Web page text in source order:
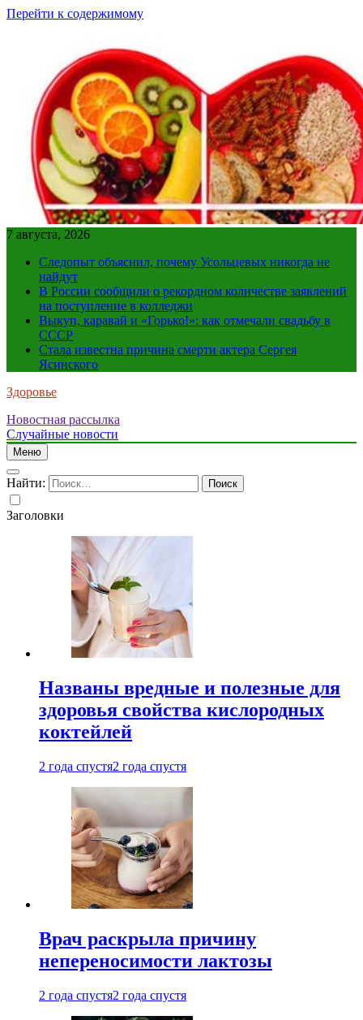
Перейти к содержимому
7 августа, 2026
Следопыт объяснил, почему Усольцевых никогда не
найдут
В России сообщили о рекордном количестве заявлений
на поступление в колледжи
Выкуп, каравай и «Горько!»: как отмечали свадьбу в
СССР
Стала известна причина смерти актера Сергея
Ясинского
Здоровье
Новостная рассылка
Случайные новости
Меню
Найти:
Заголовки
Названы вредные и полезные для
здоровья свойства кислородных
коктейлей
2 года спустя2 года спустя
Врач раскрыла причину
непереносимости лактозы
2 года спустя2 года спустя